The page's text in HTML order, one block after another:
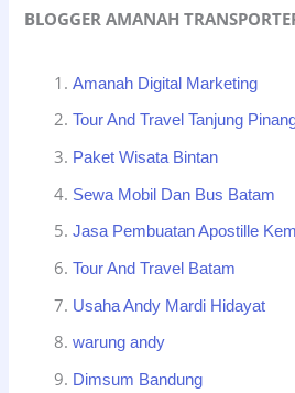
BLOGGER AMANAH
Amanah Digital Marketing
Tour And Travel Tanjung
Paket Wisata Bintan
Sewa Mobil Dan Bus Batam
Jasa Pembuatan Apostille
Tour And Travel Batam
Usaha Andy Mardi Hidayat
warung andy
Dimsum Bandung